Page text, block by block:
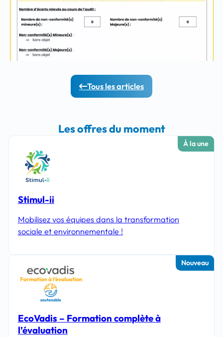
Tous les articles
Les offres du moment
À la une
Stimul-ii
Mobilisez vos équipes dans la transformation
sociale et environnementale !
Nouveau
EcoVadis – Formation complète à
l’évaluation